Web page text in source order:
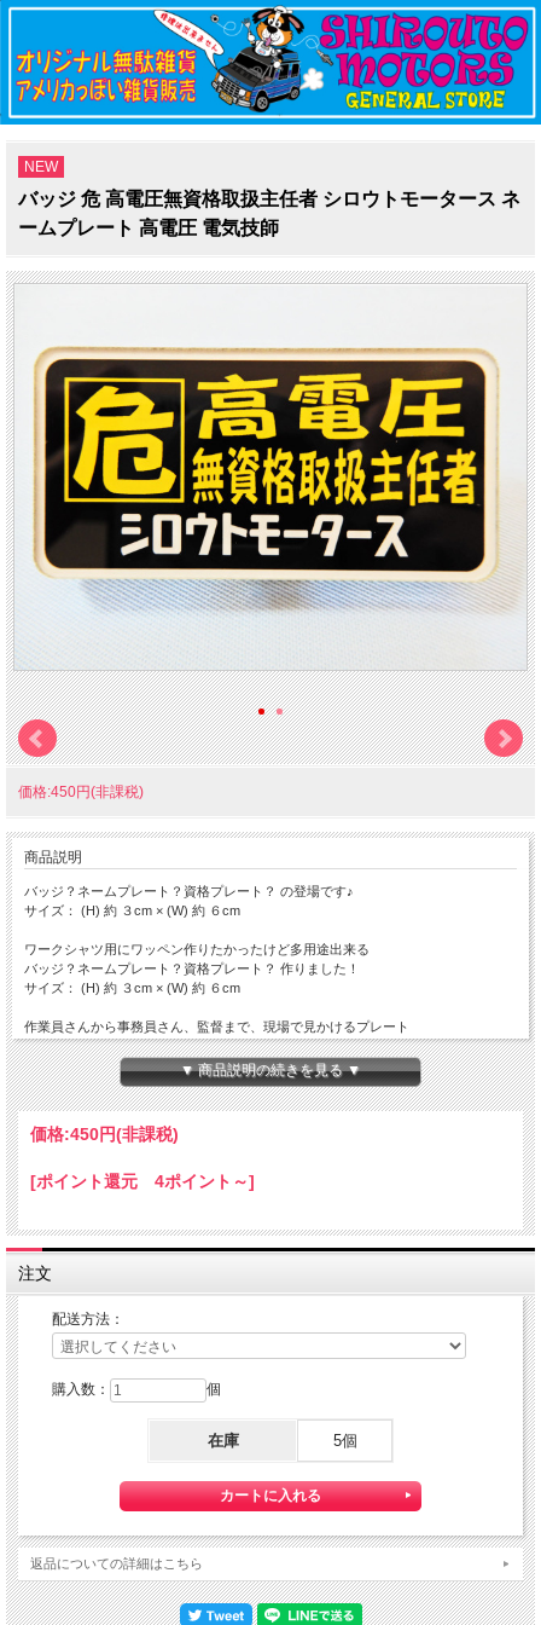
NEW
バッジ 危 高電圧無資格取扱主任者 シロウトモータース ネ
ームプレート 高電圧 電気技師
価格:450円(非課税)
商品説明
バッジ？ネームプレート？資格プレート？ の登場です♪
サイズ： (H) 約 ３cm × (W) 約 ６cm
ワークシャツ用にワッペン作りたかったけど多用途出来る
バッジ？ネームプレート？資格プレート？ 作りました！
サイズ： (H) 約 ３cm × (W) 約 ６cm
作業員さんから事務員さん、監督まで、現場で見かけるプレート
裏には、ワニ口クリップと安全ピンの固定方法が選べるお得な技術を採用
アクリル製
★コチラの商品は 『定形外郵便（規格外）』 配送可能な商品になります。
ご利用の際の配送費は、全国一律『定形外郵便￥２6０』になります。
読の上
定形外郵便について
【送料】全国一律料金でお届けします。
『定形外郵便』は通常の宅配便と異なり直接ポストへ投函するお届け方法です。
宅配便のように受領印やサインのやり取りが無く、ご不在時であってもお受け取り
いただけます。
また、沖縄等の離島区域の場合でも別途送料が掛かりません。
代金引換をご希望の場合は宅配便にて対応させて頂きます。
定形外郵便は通常の宅配便と異なり直接ポストへの投函となりますので、
配送中の損失・破損・遅延、投函後の盗難等は一切補償致しかねます。
※3）こちらの商品は同梱は承れません。
定形外郵便対象商品と宅配便商品をお買い上げの場合、送料は宅配便料金を適用さ
せていただきます。
▼ 商品説明の続きを見る ▼
価格:450円(非課税)
[ポイント還元 4ポイント～]
注文
配送方法：
購入数： 個
在庫 5個
返品についての詳細はこちら